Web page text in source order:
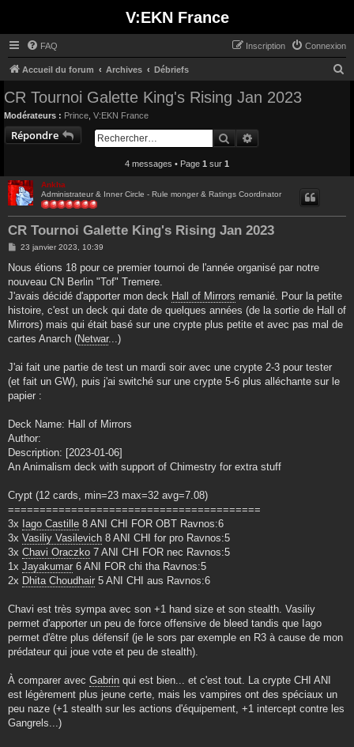
V:EKN France
FAQ Connexion
Inscription
Accueil du forum Archives Débriefs
CR Tournoi Galette King's Rising Jan 2023
Modérateurs : Prince V:EKN France
Répondre Rechercher
4 messages • Page 1 sur 1
Ankha
Administrateur & Inner Circle - Rule monger & Ratings Coordinator
CR Tournoi Galette King's Rising Jan 2023
M
s
a
g
23 janvier 2023, 10:39
Nous étions 18 pour ce premier tournoi de l'année organisé par notre
nouveau CN Berlin "Tof" Tremere.
J'avais décidé d'apporter mon deck Hall of Mirrors remanié. Pour la petite
histoire, c'est un deck qui date de quelques années (de la sortie de Hall of
Mirrors) mais qui était basé sur une crypte plus petite et avec pas mal de
cartes Anarch (Netwar...)
J'ai fait une partie de test un mardi soir avec une crypte 2-3 pour tester
(et fait un GW), puis j'ai switché sur une crypte 5-6 plus alléchante sur le
papier :
Deck Name: Hall of Mirrors
Author:
Description: [2023-01-06]
An Animalism deck with support of Chimestry for extra stuff
Crypt (12 cards, min=23 max=32 avg=7.08)
========================================
3x Iago Castille 8 ANI CHI FOR OBT Ravnos:6
3x Vasiliy Vasilevich 8 ANI CHI for pro Ravnos:5
3x Chavi Oraczko 7 ANI CHI FOR nec Ravnos:5
1x Jayakumar 6 ANI FOR chi tha Ravnos:5
2x Dhita Choudhair 5 ANI CHI aus Ravnos:6
Chavi est très sympa avec son +1 hand size et son stealth. Vasiliy
permet d'apporter un peu de force offensive de bleed tandis que Iago
permet d'être plus défensif (je le sors par exemple en R3 à cause de mon
prédateur qui joue vote et peu de stealth).
À comparer avec Gabrin qui est bien... et c'est tout. La crypte CHI ANI
est légèrement plus jeune certe, mais les vampires ont des spéciaux un
peu naze (+1 stealth sur les actions d'équipement, +1 intercept contre les
Gangrels...)